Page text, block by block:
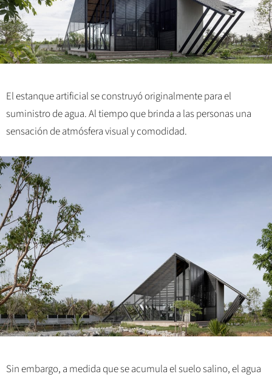
El estanque artificial se construyó originalmente para el
suministro de agua. Al tiempo que brinda a las personas una
sensación de atmósfera visual y comodidad.
Sin embargo, a medida que se acumula el suelo salino, el agua